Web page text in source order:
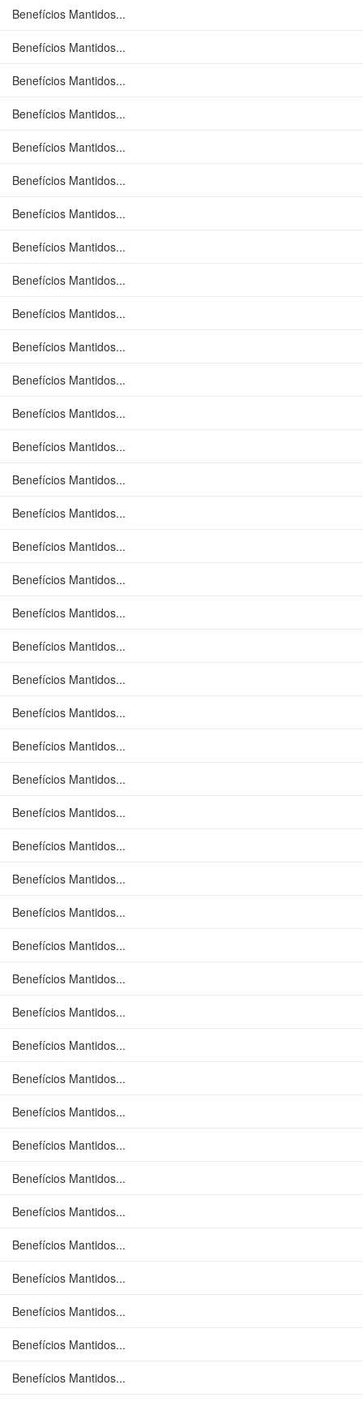
Benefícios Mantidos...
Benefícios Mantidos...
Benefícios Mantidos...
Benefícios Mantidos...
Benefícios Mantidos...
Benefícios Mantidos...
Benefícios Mantidos...
Benefícios Mantidos...
Benefícios Mantidos...
Benefícios Mantidos...
Benefícios Mantidos...
Benefícios Mantidos...
Benefícios Mantidos...
Benefícios Mantidos...
Benefícios Mantidos...
Benefícios Mantidos...
Benefícios Mantidos...
Benefícios Mantidos...
Benefícios Mantidos...
Benefícios Mantidos...
Benefícios Mantidos...
Benefícios Mantidos...
Benefícios Mantidos...
Benefícios Mantidos...
Benefícios Mantidos...
Benefícios Mantidos...
Benefícios Mantidos...
Benefícios Mantidos...
Benefícios Mantidos...
Benefícios Mantidos...
Benefícios Mantidos...
Benefícios Mantidos...
Benefícios Mantidos...
Benefícios Mantidos...
Benefícios Mantidos...
Benefícios Mantidos...
Benefícios Mantidos...
Benefícios Mantidos...
Benefícios Mantidos...
Benefícios Mantidos...
Benefícios Mantidos...
Benefícios Mantidos...